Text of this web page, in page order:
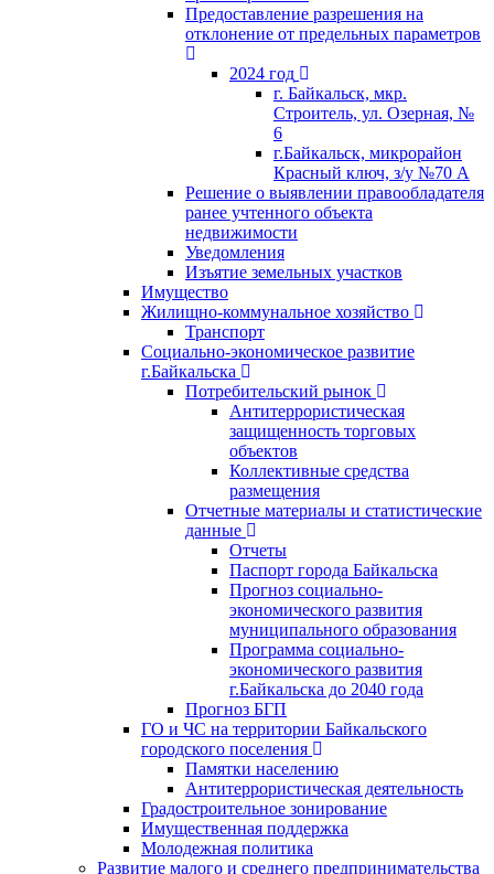
Предоставление разрешения на
отклонение от предельных параметров
2024 год
г. Байкальск, мкр.
Строитель, ул. Озерная, №
6
г.Байкальск, микрорайон
Красный ключ, з/у №70 А
Решение о выявлении правообладателя
ранее учтенного объекта
недвижимости
Уведомления
Изъятие земельных участков
Имущество
Жилищно-коммунальное хозяйство
Транспорт
Социально-экономическое развитие
г.Байкальска
Потребительский рынок
Антитеррористическая
защищенность торговых
объектов
Коллективные средства
размещения
Отчетные материалы и статистические
данные
Отчеты
Паспорт города Байкальска
Прогноз социально-
экономического развития
муниципального образования
Программа социально-
экономического развития
г.Байкальска до 2040 года
Прогноз БГП
ГО и ЧС на территории Байкальского
городского поселения
Памятки населению
Антитеррористическая деятельность
Градостроительное зонирование
Имущественная поддержка
Молодежная политика
Развитие малого и среднего предпринимательства